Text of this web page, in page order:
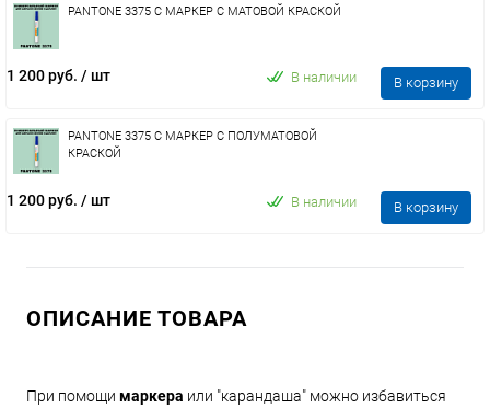
PANTONE 3375 C МАРКЕР С МАТОВОЙ КРАСКОЙ
1 200 руб. / шт В наличии В корзину
PANTONE 3375 C МАРКЕР С ПОЛУМАТОВОЙ
КРАСКОЙ
1 200 руб. / шт В наличии В корзину
ОПИСАНИЕ ТОВАРА
При помощи маркера или "карандаша" можно избавиться